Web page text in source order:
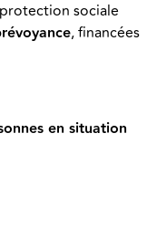
sociale
, financées
en situation